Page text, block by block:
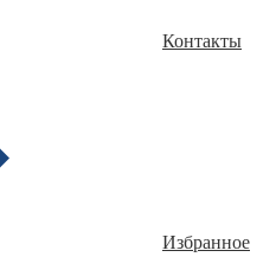
Контакты
Избранное